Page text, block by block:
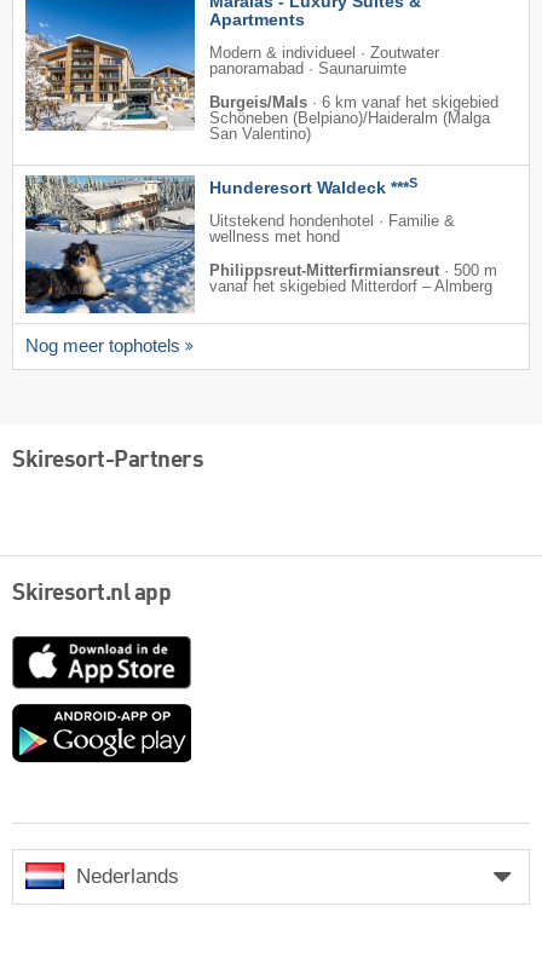
Apartments
Modern & individueel · Zoutwater
panoramabad · Saunaruimte
Burgeis/Mals · 6 km vanaf het skigebied
Schöneben (Belpiano)/​Haideralm (Malga
San Valentino)
Hunderesort Waldeck ***S
Uitstekend hondenhotel · Familie &
wellness met hond
Philippsreut-Mitterfirmiansreut · 500 m
vanaf het skigebied Mitterdorf – Almberg
Nog meer tophotels
Skiresort-Partners
Skiresort.nl app
App
Google
Nederlands